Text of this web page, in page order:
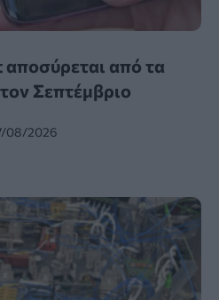
από τα
Σεπτέμβριο
08/2026